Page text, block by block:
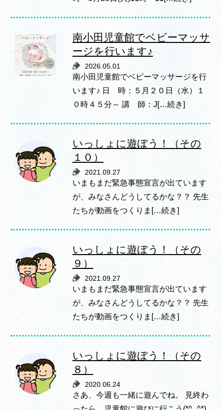
南小田児童館でベビーマッサ
ージを行います♪
2026.05.01
南小田児童館でベビーマッサージを行
います♪ 日 時：５月２０日（水）１
０時４５分～ 講 師：J[…続き]
いっしょに遊ぼう！（その
１０）
2021.09.27
いまもまだ緊急事態宣言が出ています
が、みなさんどうしてるかな？？ 先生
たちが動画をつくりま[…続き]
いっしょに遊ぼう！（その
９）
2021.09.27
いまもまだ緊急事態宣言が出ています
が、みなさんどうしてるかな？？ 先生
たちが動画をつくりま[…続き]
いっしょに遊ぼう！（その
８）
2020.06.24
さあ、今週も一緒に遊んでね。 見終わ